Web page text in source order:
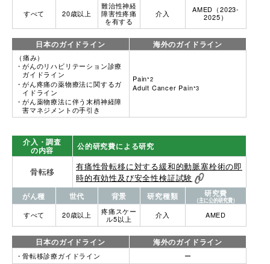
すべて 20歳以上
難治性神経
障害性疼痛
を有する
介入
AMED（2023-
2025）
日本のガイドライン 海外のガイドライン
（痛み）
がんのリハビリテーション診療
ガイドライン
がん疼痛の薬物療法に関するガ
イドライン
がん薬物療法に伴う末梢神経障
害マネジメントの手引き
Pain*2
Adult Cancer Pain*3
介入・調査
の内容 公的研究費による研究
骨転移
有痛性骨転移に対する緩和的動脈塞栓術の即
時的有効性及び安全性検証試験
がん種 世代 背景 研究種類 研究費
（主に公的研究費）
すべて 20歳以上
疼痛スケー
ル5以上
介入 AMED
日本のガイドライン 海外のガイドライン
骨転移診療ガイドライン ー